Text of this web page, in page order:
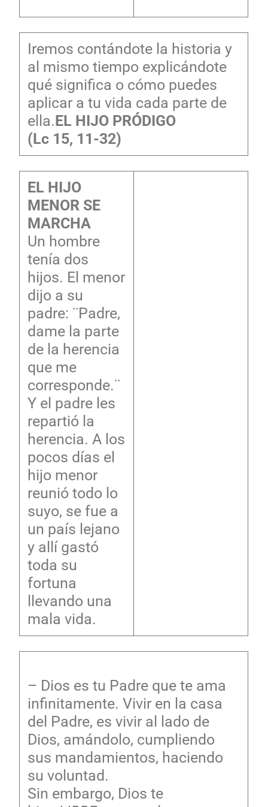
Iremos contándote la historia y
al mismo tiempo explicándote
qué significa o cómo puedes
aplicar a tu vida cada parte de
ella.EL HIJO PRÓDIGO
(Lc 15, 11-32)
EL HIJO
MENOR SE
MARCHA
Un hombre
tenía dos
hijos. El menor
dijo a su
padre: ¨Padre,
dame la parte
de la herencia
que me
corresponde.¨
Y el padre les
repartió la
herencia. A los
pocos días el
hijo menor
reunió todo lo
suyo, se fue a
un país lejano
y allí gastó
toda su
fortuna
llevando una
mala vida.
– Dios es tu Padre que te ama
infinitamente. Vivir en la casa
del Padre, es vivir al lado de
Dios, amándolo, cumpliendo
sus mandamientos, haciendo
su voluntad.
Sin embargo, Dios te